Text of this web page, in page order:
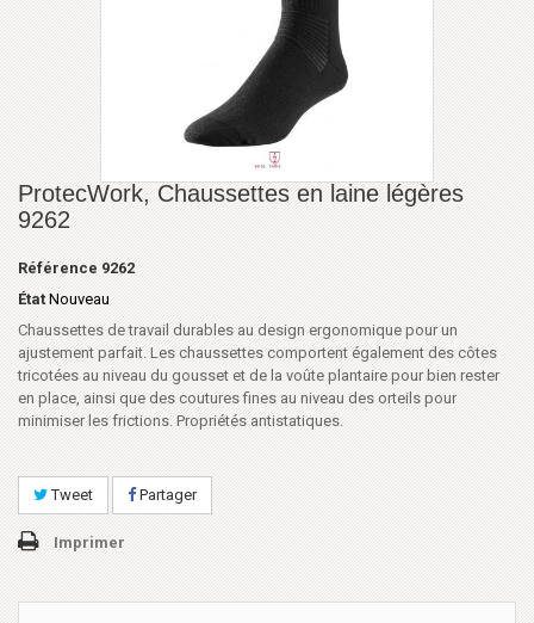
ProtecWork, Chaussettes en laine légères
9262
Référence 9262
État Nouveau
Chaussettes de travail durables au design ergonomique pour un
ajustement parfait. Les chaussettes comportent également des côtes
tricotées au niveau du gousset et de la voûte plantaire pour bien rester
en place, ainsi que des coutures fines au niveau des orteils pour
minimiser les frictions. Propriétés antistatiques.
Tweet Partager
Imprimer